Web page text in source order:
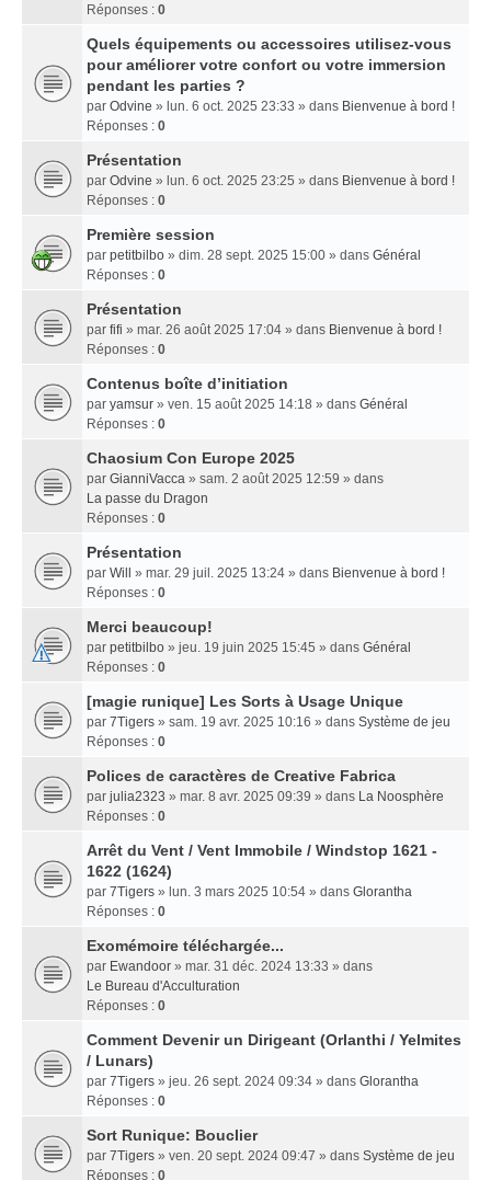
Réponses : 0
Quels équipements ou accessoires utilisez-vous
pour améliorer votre confort ou votre immersion
pendant les parties ?
par Odvine » lun. 6 oct. 2025 23:33 » dans Bienvenue à bord !
Réponses : 0
Présentation
par Odvine » lun. 6 oct. 2025 23:25 » dans Bienvenue à bord !
Réponses : 0
Première session
par petitbilbo » dim. 28 sept. 2025 15:00 » dans Général
Réponses : 0
Présentation
par fifi » mar. 26 août 2025 17:04 » dans Bienvenue à bord !
Réponses : 0
Contenus boîte d’initiation
par yamsur » ven. 15 août 2025 14:18 » dans Général
Réponses : 0
Chaosium Con Europe 2025
par GianniVacca » sam. 2 août 2025 12:59 » dans
La passe du Dragon
Réponses : 0
Présentation
par Will » mar. 29 juil. 2025 13:24 » dans Bienvenue à bord !
Réponses : 0
Merci beaucoup!
par petitbilbo » jeu. 19 juin 2025 15:45 » dans Général
Réponses : 0
[magie runique] Les Sorts à Usage Unique
par 7Tigers » sam. 19 avr. 2025 10:16 » dans Système de jeu
Réponses : 0
Polices de caractères de Creative Fabrica
par julia2323 » mar. 8 avr. 2025 09:39 » dans La Noosphère
Réponses : 0
Arrêt du Vent / Vent Immobile / Windstop 1621 -
1622 (1624)
par 7Tigers » lun. 3 mars 2025 10:54 » dans Glorantha
Réponses : 0
Exomémoire téléchargée...
par Ewandoor » mar. 31 déc. 2024 13:33 » dans
Le Bureau d'Acculturation
Réponses : 0
Comment Devenir un Dirigeant (Orlanthi / Yelmites
/ Lunars)
par 7Tigers » jeu. 26 sept. 2024 09:34 » dans Glorantha
Réponses : 0
Sort Runique: Bouclier
par 7Tigers » ven. 20 sept. 2024 09:47 » dans Système de jeu
Réponses : 0